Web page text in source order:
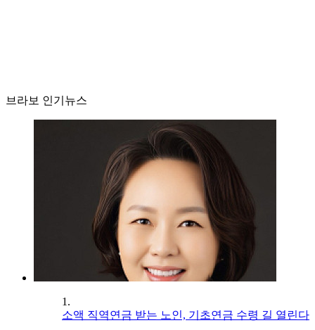
브라보 인기뉴스
1.
소액 직역연금 받는 노인, 기초연금 수령 길 열린다